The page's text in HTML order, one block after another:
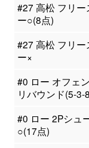
#27 高松 フリー
ー○(8点)
#27 高松 フリー
ー×
#0 ロー オフェ
リバウンド(5-3-
#0 ロー 2Pシュ
○(17点)